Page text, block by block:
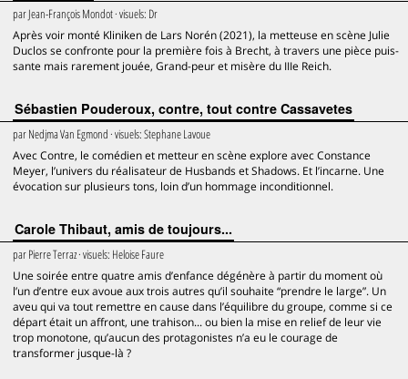
parJean-François Mondot· visuels: Dr
Après voir monté Kliniken de Lars Norén (2021), la metteuse en scène Julie
Duclos se confronte pour la première fois à Brecht, à travers une pièce puis-
sante mais rarement jouée, Grand-peur et misère du IIIe Reich.
Sébastien Pouderoux, contre, tout contre Cassavetes
parNedjma Van Egmond · visuels:Stephane Lavoue
Avec Contre, le comédien et metteur en scène explore avec Constance
Meyer, l’univers du réalisateur de Husbands et Shadows. Et l’incarne. Une
évocation sur plusieurs tons, loin d’un hommage inconditionnel.
Carole Thibaut, amis de toujours...
parPierre Terraz· visuels: Heloise Faure
Une soirée entre quatre amis d’enfance dégénère à partir du moment où
l’un d’entre eux avoue aux trois autres qu’il souhaite “prendre le large”. Un
aveu qui va tout remettre en cause dans l’équilibre du groupe, comme si ce
départ était un affront, une trahison... ou bien la mise en relief de leur vie
trop monotone, qu’aucun des protagonistes n’a eu le courage de
transformer jusque-là ?